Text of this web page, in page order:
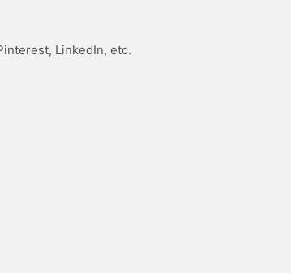
LinkedIn, etc.